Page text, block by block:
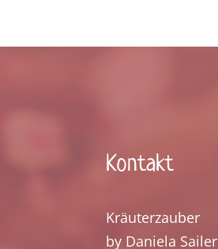
Kontakt
Kräuterzauber
by Daniela Sailer